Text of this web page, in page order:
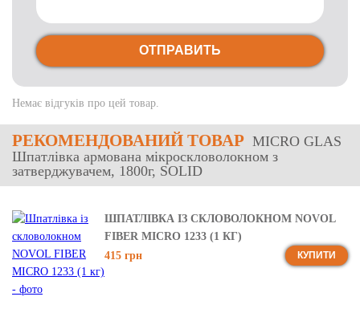
Немає відгуків про цей товар.
ОТПРАВИТЬ
РЕКОМЕНДОВАНИЙ ТОВАР MICRO GLAS
Шпатлівка армована мікроскловолокном з
затверджувачем, 1800г, SOLID
ШПАТЛІВКА ІЗ СКЛОВОЛОКНОМ NOVOL
FIBER MICRO 1233 (1 КГ)
415 грн
КУПИТИ